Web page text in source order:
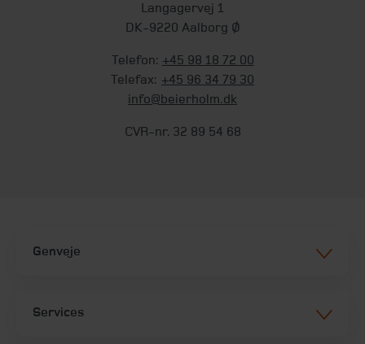
Langagervej 1
DK-9220 Aalborg Ø
Telefon: +45 98 18 72 00
Telefax: +45 96 34 79 30
info@beierholm.dk
CVR-nr. 32 89 54 68
Genveje
Services